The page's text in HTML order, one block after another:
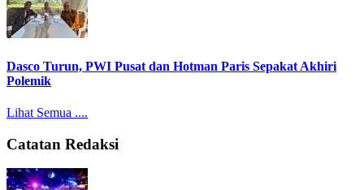
Dasco Turun, PWI Pusat dan Hotman Paris Sepakat Akhiri
Polemik
Lihat Semua ....
Catatan Redaksi